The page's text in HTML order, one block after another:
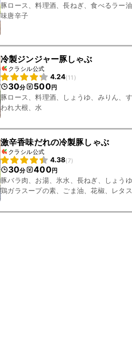
豚ロース、料理酒、長ねぎ、食べるラー
味唐辛子
冷製ジンジャー豚しゃぶ
クラシル公式
4.24(11 )
30分 500円
豚ロース、料理酒、しょうゆ、みりん、
われ大根、水
激辛香味だれの冷製豚しゃぶ
クラシル公式
4.38(7)
30分 400円
豚バラ肉、お湯、氷水、長ねぎ、しょう
鶏ガラスープの素、ごま油、花椒、レタ